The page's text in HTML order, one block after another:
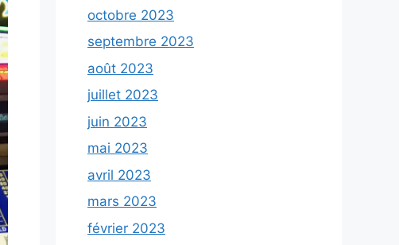
octobre 2023
septembre 2023
août 2023
juillet 2023
juin 2023
mai 2023
avril 2023
mars 2023
février 2023